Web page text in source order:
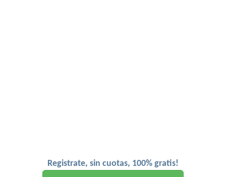
Registrate, sin cuotas, 100% gratis!